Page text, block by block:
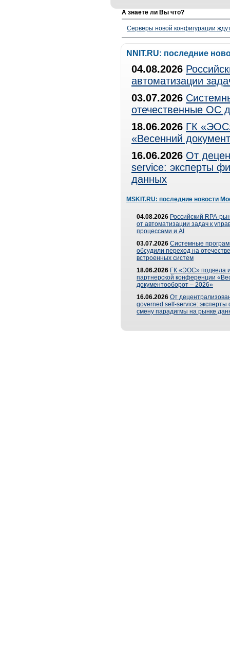
А знаете ли Вы что?
Серверы новой конфигурации
NNIT.RU: последние
04.08.2026
автоматизации
03.07.2026
отечественные ОС
18.06.2026 ГК
«Весенний
16.06.2026 От
service: эксперты
данных
MSKIT.RU: последние новости
04.08.2026 Российский RPA-
от автоматизации задач к
процессами и AI
03.07.2026 Системные
обсудили переход на
встроенных систем
18.06.2026 ГК «ЭОС» подвела
партнерской конференции
документооборот – 2026»
16.06.2026 От
governed self-service: эксперты
смену парадигмы на рынке